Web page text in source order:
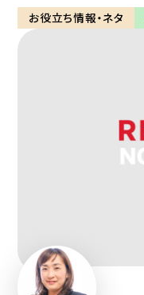
お役立ち情報・ネタ